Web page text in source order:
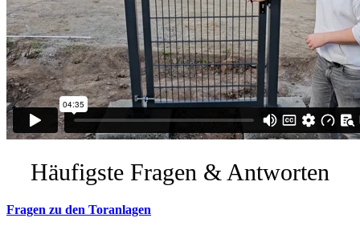
Häufigste Fragen & Antworten
Fragen zu den Toranlagen